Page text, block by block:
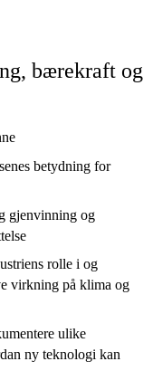
bærekraft og
betydning for
gjenvinning og
rolle i og
virkning på klima og
ulike
ny teknologi kan